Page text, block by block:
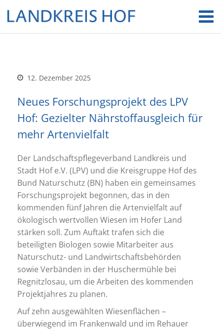
12. Dezember 2025
Neues Forschungsprojekt des LPV
Hof: Gezielter Nährstoffausgleich für
mehr Artenvielfalt
Der Landschaftspflegeverband Landkreis und
Stadt Hof e.V. (LPV) und die Kreisgruppe Hof des
Bund Naturschutz (BN) haben ein gemeinsames
Forschungsprojekt begonnen, das in den
kommenden fünf Jahren die Artenvielfalt auf
ökologisch wertvollen Wiesen im Hofer Land
stärken soll. Zum Auftakt trafen sich die
beteiligten Biologen sowie Mitarbeiter aus
Naturschutz- und Landwirtschaftsbehörden
sowie Verbänden in der Huschermühle bei
Regnitzlosau, um die Arbeiten des kommenden
Projektjahres zu planen.
Auf zehn ausgewählten Wiesenflächen –
überwiegend im Frankenwald und im Rehauer